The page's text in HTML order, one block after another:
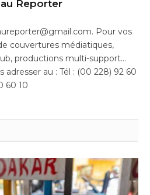
Reporter
Pour vos
couvertures médiatiques,
productions multi-support…
adresser au : Tél : (00 228) 92 60
60 10